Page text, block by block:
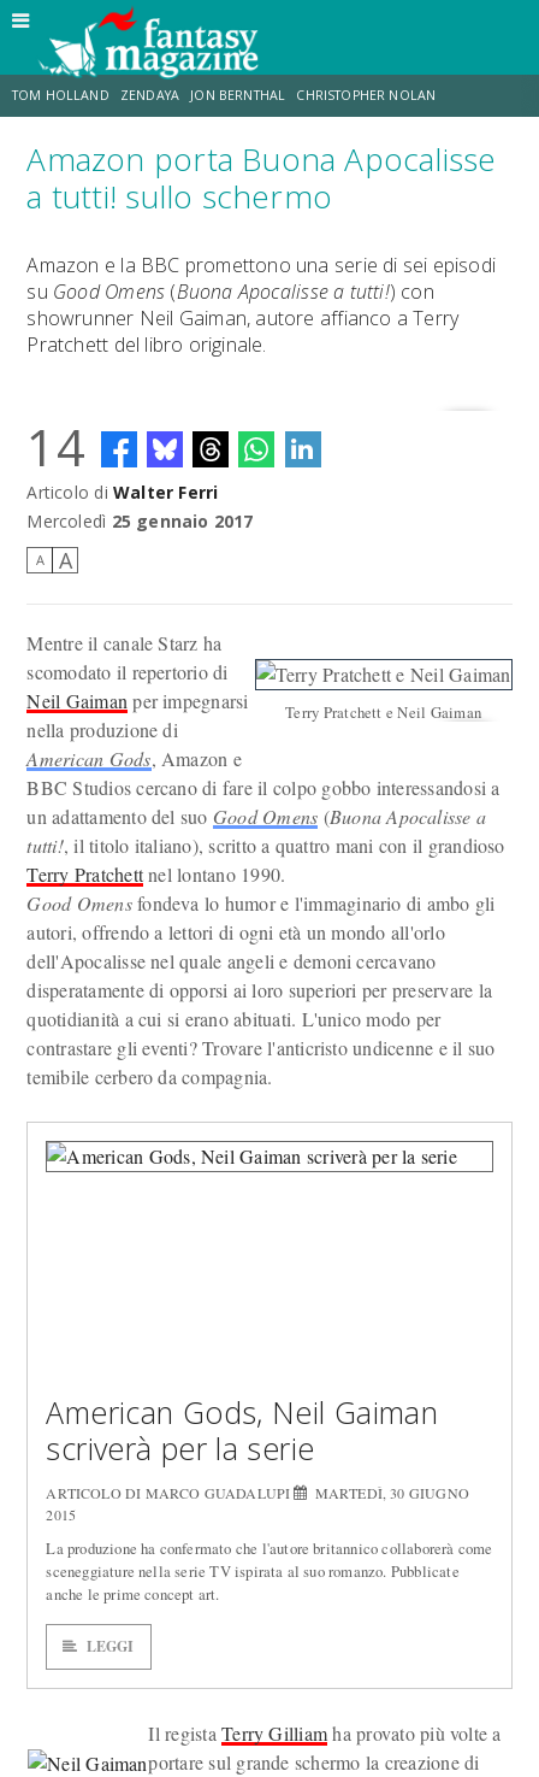
TOM HOLLAND ZENDAYA JON BERNTHAL CHRISTOPHER NOLAN
STRANIMONDI LUCCA COMICS & GAMES ODISSEA JACOB BATALON
Amazon porta Buona Apocalisse
a tutti! sullo schermo
Amazon e la BBC promettono una serie di sei episodi
su Good Omens (Buona Apocalisse a tutti!) con
showrunner Neil Gaiman, autore affianco a Terry
Pratchett del libro originale.
14
Articolo di Walter Ferri
Mercoledì 25 gennaio 2017
A A
Terry Pratchett e Neil Gaiman
Mentre il canale Starz ha
scomodato il repertorio di
Neil Gaiman per impegnarsi
nella produzione di
American Gods, Amazon e
BBC Studios cercano di fare il colpo gobbo interessandosi a
un adattamento del suo Good Omens (Buona Apocalisse a
tutti!, il titolo italiano), scritto a quattro mani con il grandioso
Terry Pratchettnel lontano 1990.
Good Omensfondeva lo humor e l'immaginario di ambo gli
autori, offrendo a lettori di ogni età un mondo all'orlo
dell'Apocalisse nel quale angeli e demoni cercavano
disperatamente di opporsi ai loro superiori per preservare la
quotidianità a cui si erano abituati. L'unico modo per
contrastare gli eventi? Trovare l'anticristo undicenne e il suo
temibile cerbero da compagnia.
American Gods, Neil Gaiman
scriverà per la serie
ARTICOLO DI MARCO GUADALUPI
MARTEDÌ, 30 GIUGNO
2015
La produzione ha confermato che l'autore britannico collaborerà come
sceneggiature nella serie TV ispirata al suo romanzo. Pubblicate
anche le prime concept art.
LEGGI
Il registaTerry Gilliamha provato più volte a
portare sul grande schermo la creazione di